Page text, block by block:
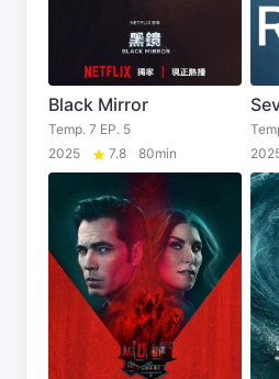
Black Mirror
Temp. 7 EP. 5
2025
7.8 80min